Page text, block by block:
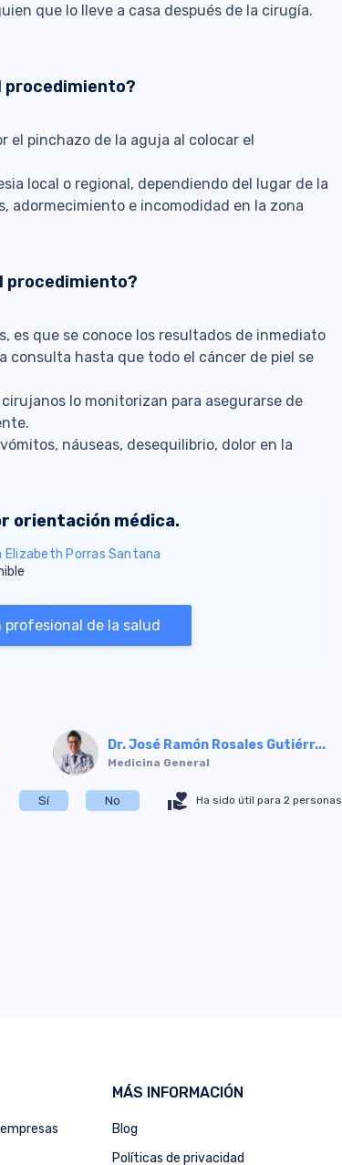
que lo lleve a casa después de la cirugía.
procedimiento?
el pinchazo de la aguja al colocar el
local o regional, dependiendo del lugar de la
adormecimiento e incomodidad en la zona
procedimiento?
es que se conoce los resultados de inmediato
consulta hasta que todo el cáncer de piel se
lo monitorizan para asegurarse de
náuseas, desequilibrio, dolor en la
orientación médica.
Elizabeth Porras Santana
profesional de la salud
Dr. José Ramón Rosales Gutiérr...
Medicina General
Sí No volunteer_activism Ha sido útil para 2 personas
MÁS INFORMACIÓN
Blog
Políticas de privacidad